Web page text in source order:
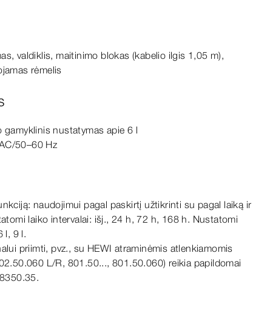
valdiklis, maitinimo blokas (kabelio ilgis 1,05 m),
rėmelis
nustatymas apie 6 l
50–60 Hz
naudojimui pagal paskirtį užtikrinti su pagal laiką ir
laiko intervalai: išj., 24 h, 72 h, 168 h. Nustatomi
l, 9 l.
priimti, pvz., su HEWI atraminėmis atlenkiamomis
L/R, 801.50..., 801.50.060) reikia papildomai